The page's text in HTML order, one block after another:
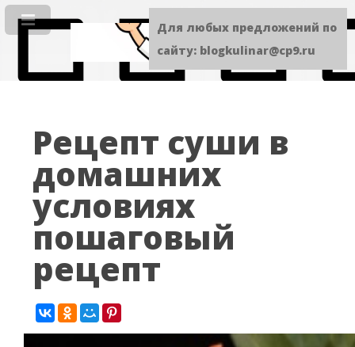
Рецепт суши в
домашних
условиях
пошаговый
рецепт
Для любых предложений по
сайту: blogkulinar@cp9.ru